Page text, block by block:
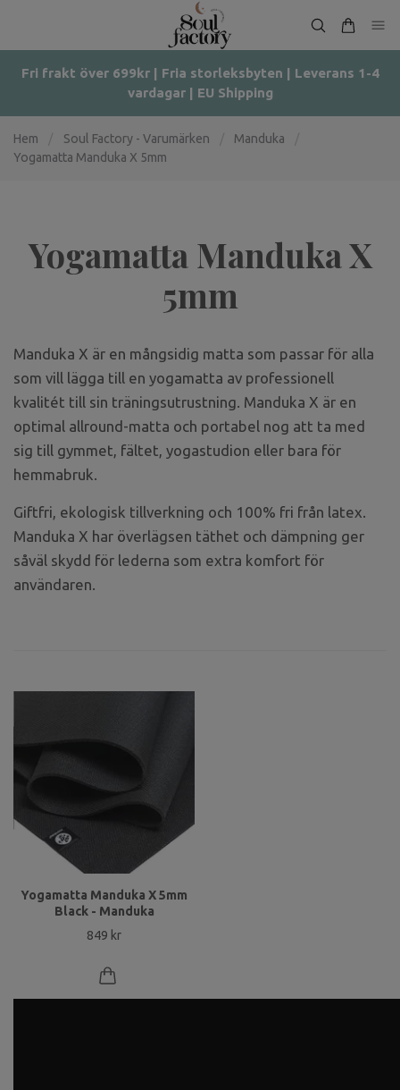
Fri frakt över 699kr | Fria storleksbyten | Leverans 1-4
vardagar | EU Shipping
Hem Soul Factory - Varumärken Manduka
Yogamatta Manduka X 5mm
Yogamatta Manduka X
5mm
Manduka X är en mångsidig matta som passar för alla
som vill lägga till en yogamatta av professionell
kvalitét till sin träningsutrustning. Manduka X är en
optimal allround-matta och portabel nog att ta med
sig till gymmet, fältet, yogastudion eller bara för
hemmabruk.
Giftfri, ekologisk tillverkning och 100% fri från latex.
Manduka X har överlägsen täthet och dämpning ger
såväl skydd för lederna som extra komfort för
användaren.
Yogamatta Manduka X 5mm
Black - Manduka
849 kr